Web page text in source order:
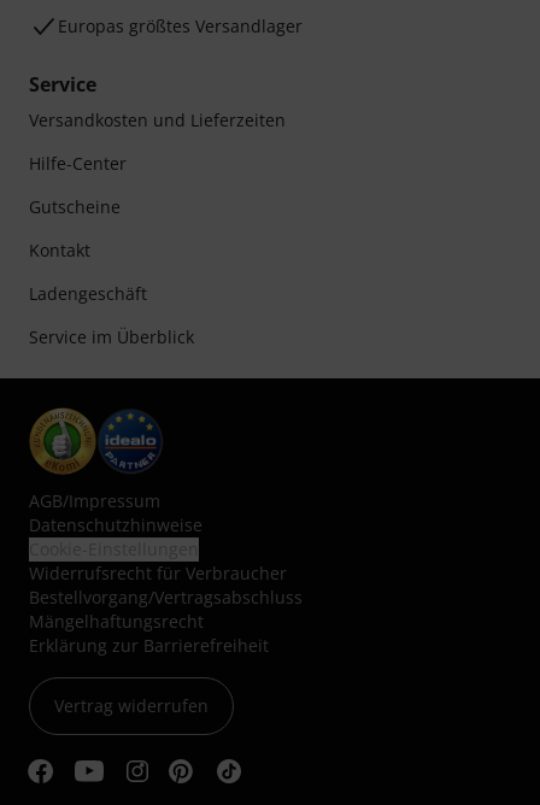
Europas größtes Versandlager
Service
Versandkosten und Lieferzeiten
Hilfe-Center
Gutscheine
Kontakt
Ladengeschäft
Service im Überblick
AGB/Impressum
Datenschutzhinweise
Widerrufsrecht für Verbraucher
Bestellvorgang/Vertragsabschluss
Mängelhaftungsrecht
Erklärung zur Barrierefreiheit
Vertrag widerrufen